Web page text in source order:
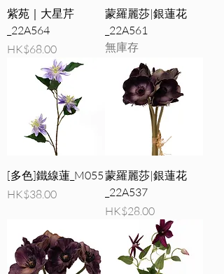
紫苑｜大星芹
_22A564
價格
HK$68.00
蒙羅麗莎|銀蓮花
_22A561
無庫存
[多色]鐵線蓮_M055
價格
HK$38.00
蒙羅麗莎|銀蓮花
_22A537
價格
HK$28.00